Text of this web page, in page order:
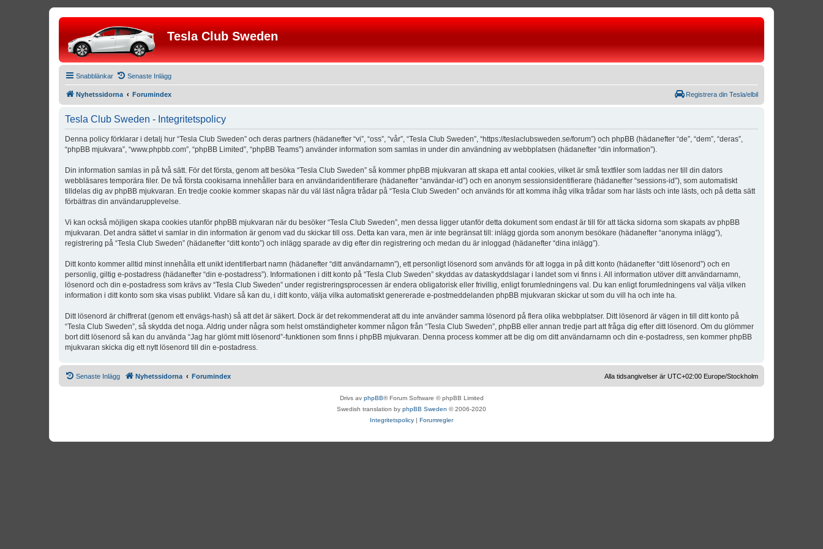
Tesla Club Sweden
Snabblänkar Senaste Inlägg
Nyhetssidorna Forumindex Registrera din Tesla/elbil
Tesla Club Sweden - Integritetspolicy
Denna policy förklarar i detalj hur “Tesla Club Sweden” och deras partners (hädanefter “vi”, “oss”, “vår”, “Tesla Club Sweden”, “https://teslaclubsweden.se/forum”) och phpBB (hädanefter “de”, “dem”, “deras”,
“phpBB mjukvara”, “www.phpbb.com”, “phpBB Limited”, “phpBB Teams”) använder information som samlas in under din användning av webbplatsen (hädanefter “din information”).
Din information samlas in på två sätt. För det första, genom att besöka “Tesla Club Sweden” så kommer phpBB mjukvaran att skapa ett antal cookies, vilket är små textfiler som laddas ner till din dators
webbläsares temporära filer. De två första cookisarna innehåller bara en användaridentifierare (hädanefter “användar-id”) och en anonym sessionsidentifierare (hädanefter “sessions-id”), som automatiskt
tilldelas dig av phpBB mjukvaran. En tredje cookie kommer skapas när du väl läst några trådar på “Tesla Club Sweden” och används för att komma ihåg vilka trådar som har lästs och inte lästs, och på detta sätt
förbättras din användarupplevelse.
Vi kan också möjligen skapa cookies utanför phpBB mjukvaran när du besöker “Tesla Club Sweden”, men dessa ligger utanför detta dokument som endast är till för att täcka sidorna som skapats av phpBB
mjukvaran. Det andra sättet vi samlar in din information är genom vad du skickar till oss. Detta kan vara, men är inte begränsat till: inlägg gjorda som anonym besökare (hädanefter “anonyma inlägg”),
registrering på “Tesla Club Sweden” (hädanefter “ditt konto”) och inlägg sparade av dig efter din registrering och medan du är inloggad (hädanefter “dina inlägg”).
Ditt konto kommer alltid minst innehålla ett unikt identifierbart namn (hädanefter “ditt användarnamn”), ett personligt lösenord som används för att logga in på ditt konto (hädanefter “ditt lösenord”) och en
personlig, giltig e-postadress (hädanefter “din e-postadress”). Informationen i ditt konto på “Tesla Club Sweden” skyddas av dataskyddslagar i landet som vi finns i. All information utöver ditt användarnamn,
lösenord och din e-postadress som krävs av “Tesla Club Sweden” under registreringsprocessen är endera obligatorisk eller frivillig, enligt forumledningens val. Du kan enligt forumledningens val välja vilken
information i ditt konto som ska visas publikt. Vidare så kan du, i ditt konto, välja vilka automatiskt genererade e-postmeddelanden phpBB mjukvaran skickar ut som du vill ha och inte ha.
Ditt lösenord är chiffrerat (genom ett envägs-hash) så att det är säkert. Dock är det rekommenderat att du inte använder samma lösenord på flera olika webbplatser. Ditt lösenord är vägen in till ditt konto på
“Tesla Club Sweden”, så skydda det noga. Aldrig under några som helst omständigheter kommer någon från “Tesla Club Sweden”, phpBB eller annan tredje part att fråga dig efter ditt lösenord. Om du glömmer
bort ditt lösenord så kan du använda “Jag har glömt mitt lösenord”-funktionen som finns i phpBB mjukvaran. Denna process kommer att be dig om ditt användarnamn och din e-postadress, sen kommer phpBB
mjukvaran skicka dig ett nytt lösenord till din e-postadress.
Senaste Inlägg Nyhetssidorna Forumindex Alla tidsangivelser är UTC+02:00 Europe/Stockholm
Drivs av phpBB® Forum Software © phpBB Limited
Swedish translation by phpBB Sweden © 2006-2020
Integritetspolicy | Forumregler